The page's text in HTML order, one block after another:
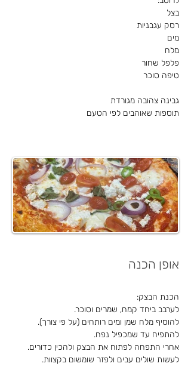
בצל
רסק עגבניות
מים
מלח
פלפל שחור
טיפה סוכר
גבינה צהובה מגורדת
תוספות שאוהבים לפי הטעם
אופן הכנה
הכנת הבצק:
לערבב ביחד קמח, שמרים וסוכר.
להוסיף מלח שמן ומים רותחים (על פי צורך).
להתפיח עד שמכפיל נפח.
אחרי התפחה לפתוח את הבצק ולהכין כדורים.
לעשות שולים עבים ולפזר שומשום בקצוות.